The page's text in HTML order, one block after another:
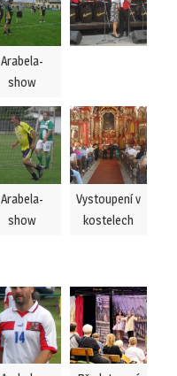
Arabela-
show
Arabela-
show
Vystoupení v
kostelech